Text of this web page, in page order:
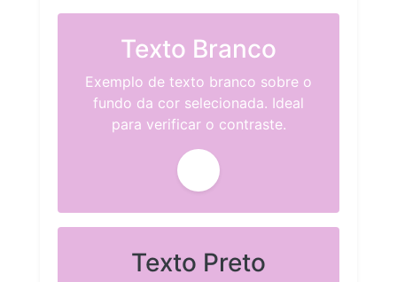
Texto Branco
Exemplo de texto branco sobre o
fundo da cor selecionada. Ideal
para verificar o contraste.
Texto Preto